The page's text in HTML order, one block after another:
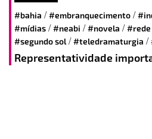
#bahia /#embranquecimento /
#mídias /#neabi /#novela /#rede
#segundo sol/#teledramaturgia /
Representatividade